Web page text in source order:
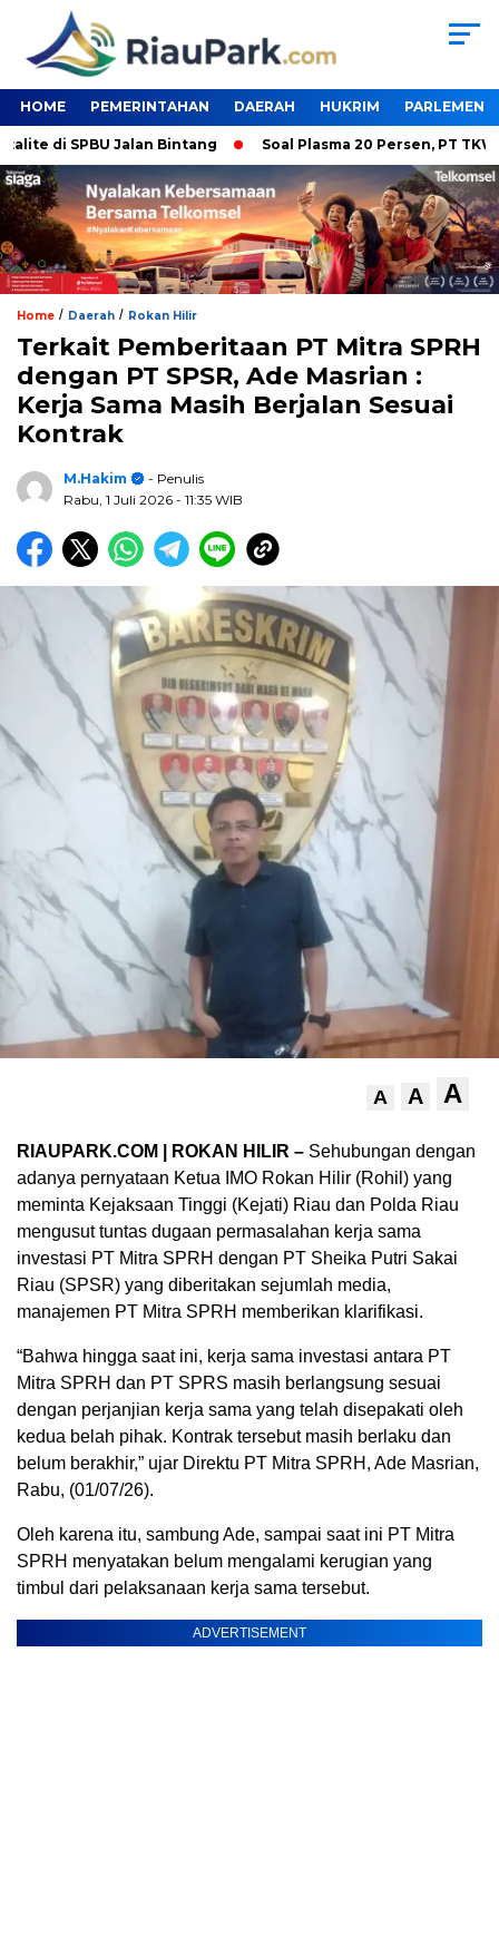
HOME PEMERINTAHAN DAERAH HUKRIM PARLEMEN
SPBU Jalan Bintang Soal Plasma 20 Persen, PT TKWL
Home / Daerah / Rokan Hilir
Terkait Pemberitaan PT Mitra SPRH
dengan PT SPSR, Ade Masrian :
Kerja Sama Masih Berjalan Sesuai
Kontrak
M.Hakim
- Penulis
Rabu, 1 Juli 2026 - 11:35 WIB
A A A
RIAUPARK.COM | ROKAN HILIR – Sehubungan dengan
adanya pernyataan Ketua IMO Rokan Hilir (Rohil) yang
meminta Kejaksaan Tinggi (Kejati) Riau dan Polda Riau
mengusut tuntas dugaan permasalahan kerja sama
investasi PT Mitra SPRH dengan PT Sheika Putri Sakai
Riau (SPSR) yang diberitakan sejumlah media,
manajemen PT Mitra SPRH memberikan klarifikasi.
“Bahwa hingga saat ini, kerja sama investasi antara PT
Mitra SPRH dan PT SPRS masih berlangsung sesuai
dengan perjanjian kerja sama yang telah disepakati oleh
kedua belah pihak. Kontrak tersebut masih berlaku dan
belum berakhir,” ujar Direktu PT Mitra SPRH, Ade Masrian,
Rabu, (01/07/26).
Oleh karena itu, sambung Ade, sampai saat ini PT Mitra
SPRH menyatakan belum mengalami kerugian yang
timbul dari pelaksanaan kerja sama tersebut.
ADVERTISEMENT